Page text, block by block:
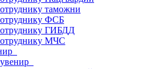
таможни
ФСБ
ГИБДД
МЧС